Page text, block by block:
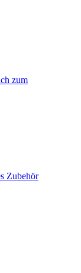
zum
Zubehör